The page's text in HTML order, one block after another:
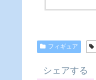
フィギュア
シェアする